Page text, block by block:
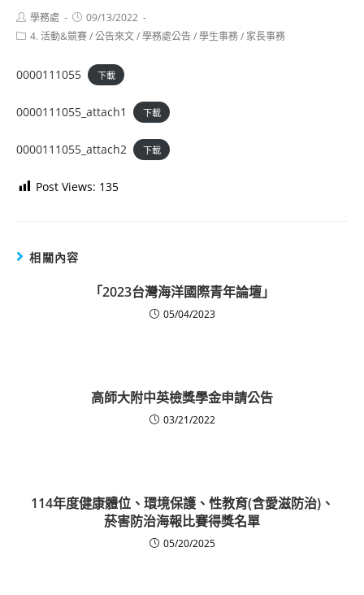
Post
author:
學務處
Post
published:
09/13/2022
Post4. 活動&競賽/公告來文/學務處公告/學生事務/ 家長事務
0000111055 下載
0000111055_attach1 下載
0000111055_attach2 下載
Post Views: 135
相關內容
「2023台灣海洋國際青年論壇」
05/04/2023
高師大附中英檢獎學金申請公告
03/21/2022
114年度健康體位、環境保護、性教育(含愛滋防治)、
菸害防治海報比賽得獎名單
05/20/2025